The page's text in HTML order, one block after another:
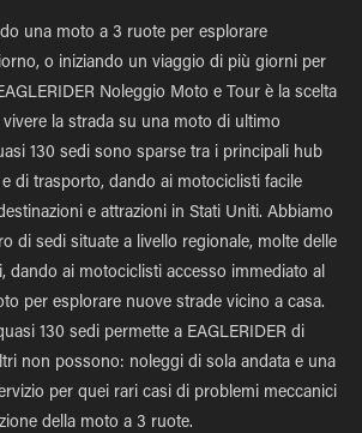
una moto a 3 ruote per esplorare
o iniziando un viaggio di più giorni per
Noleggio Moto e Tour è la scelta
la strada su una moto di ultimo
130 sedi sono sparse tra i principali hub
di trasporto, dando ai motociclisti facile
e attrazioni in Stati Uniti. Abbiamo
di sedi situate a livello regionale, molte delle
dando ai motociclisti accesso immediato al
per esplorare nuove strade vicino a casa.
130 sedi permette a EAGLERIDER di
non possono: noleggi di sola andata e una
per quei rari casi di problemi meccanici
della moto a 3 ruote.